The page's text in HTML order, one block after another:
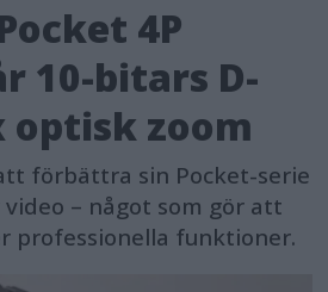
4P
10-bitars D-
optisk zoom
förbättra sin Pocket-serie
– något som gör att
professionella funktioner.